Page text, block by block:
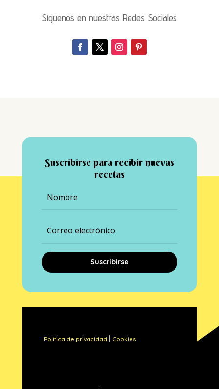
Síguenos en nuestras Redes Sociales
Suscribirse para recibir nuevas
recetas
Suscribirse
Política de privacidad Cookies